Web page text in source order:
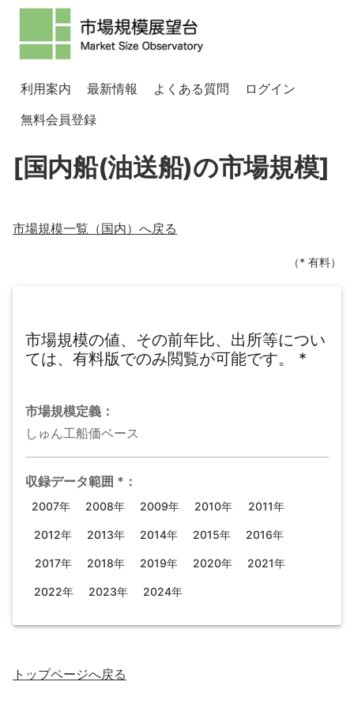
利用案内 最新情報 よくある質問
ログイン
無料会員登録
[国内船(油送船)の市場規模]
市場規模一覧（国内）へ戻る
（* 有料）
市場規模の値、その前年比、出所等につい
ては、有料版でのみ閲覧が可能です。
*
市場規模定義：
しゅん工船価ベース
収録データ範囲 * ：
2007年 2008年 2009年 2010年 2011年
2012年 2013年 2014年 2015年 2016年
2017年 2018年 2019年 2020年 2021年
2022年 2023年 2024年
トップページへ戻る